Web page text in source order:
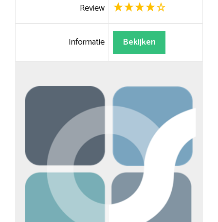
Review
Informatie Bekijken